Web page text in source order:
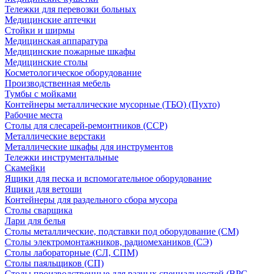
Тележки для перевозки больных
Медицинские аптечки
Стойки и ширмы
Медицинская аппаратура
Медицинские пожарные шкафы
Медицинские столы
Косметологическое оборудование
Производственная мебель
Тумбы с мойками
Контейнеры металлические мусорные (ТБО) (Пухто)
Рабочие места
Столы для слесарей-ремонтников (ССР)
Металлические верстаки
Металлические шкафы для инструментов
Тележки инструментальные
Скамейки
Ящики для песка и вспомогательное оборудование
Ящики для ветоши
Контейнеры для раздельного сбора мусора
Столы сварщика
Лари для белья
Столы металлические, подставки под оборудование (СМ)
Столы электромонтажников, радиомехаников (СЭ)
Столы лабораторные (СЛ, СПМ)
Столы паяльщиков (СП)